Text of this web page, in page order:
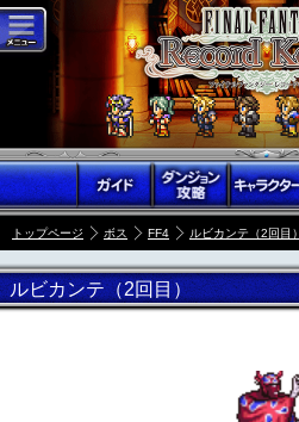
トップページ ボス FF4 ルビカンテ（2回目）
ルビカンテ（2回目）